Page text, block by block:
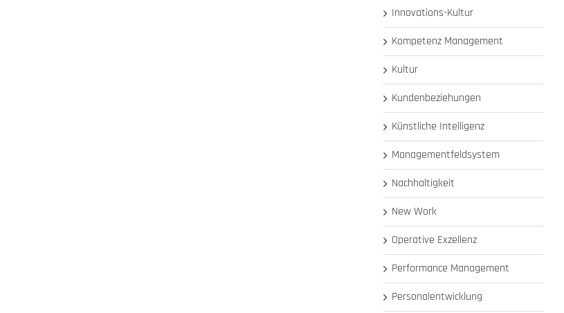
Innovations-Kultur
Kompetenz Management
Kultur
Kundenbeziehungen
Künstliche Intelligenz
Managementfeldsystem
Nachhaltigkeit
New Work
Operative Exzellenz
Performance Management
Personalentwicklung